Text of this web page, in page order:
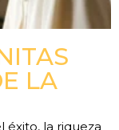
LA
éxito, la riqueza